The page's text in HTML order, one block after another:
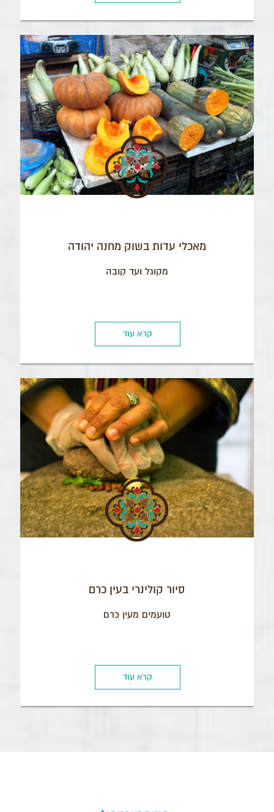
​מאכלי עדות בשוק מחנה יהודה
מקוגל ועד קובה
קרא עוד
סיור קולינרי בעין כרם
טועמים מעין כרם
קרא עוד